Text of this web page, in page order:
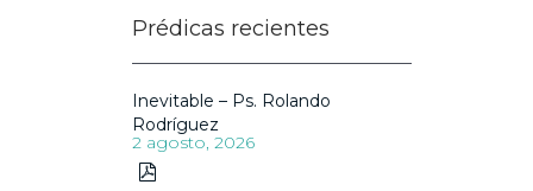
Prédicas recientes
Inevitable – Ps. Rolando
Rodríguez
2 agosto, 2026
